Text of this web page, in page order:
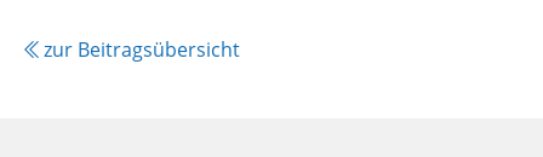
zur Beitragsübersicht